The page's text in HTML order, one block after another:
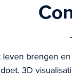
brengen
3D